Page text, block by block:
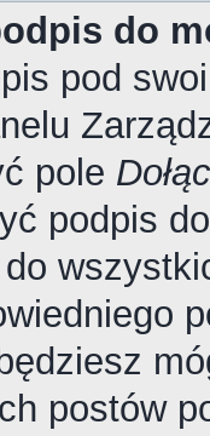
do
pod
pole
podpis
postów